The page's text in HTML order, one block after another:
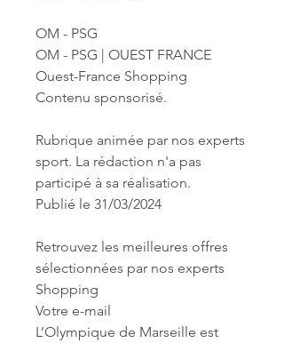
OM - PSG
OM - PSG | OUEST FRANCE
Ouest-France Shopping
Contenu sponsorisé.
Rubrique animée par nos experts
sport. La rédaction n'a pas
participé à sa réalisation.
Publié le 31/03/2024
Retrouvez les meilleures offres
sélectionnées par nos experts
Shopping
Votre e-mail
L’Olympique de Marseille est